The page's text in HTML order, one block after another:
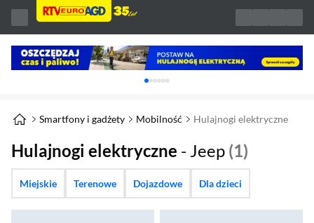
Karuzela z banerami, aktualny element 1 z
Smartfony i gadżety Mobilność Hulajnogi elektryczne
Hulajnogi elektryczne - Jeep (1)
Miejskie Terenowe Dojazdowe Dla dzieci